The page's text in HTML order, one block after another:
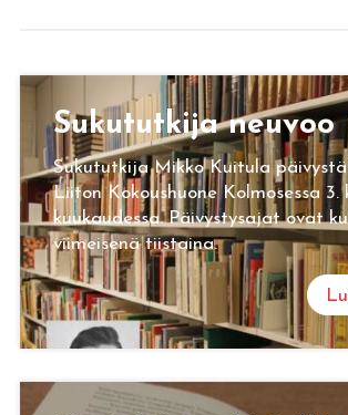
Su­ku­tut­ki­ja neu­voo
Sukututkija Mikko Kuitula
Liiton Kokoushuone Kolmosessa 3.
kuukaudessa. Päivystysajat ovat
viimeisenä tiistaina.